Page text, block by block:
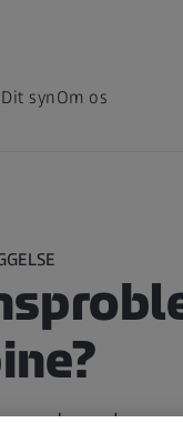
Dit synOm os